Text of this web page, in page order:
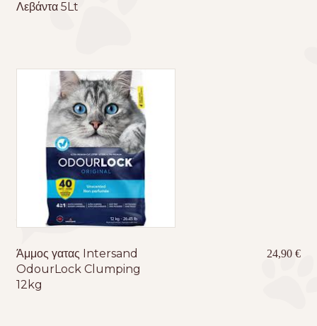
Λεβάντα 5Lt
Άμμος γατας Intersand
OdourLock Clumping
12kg
24,90€